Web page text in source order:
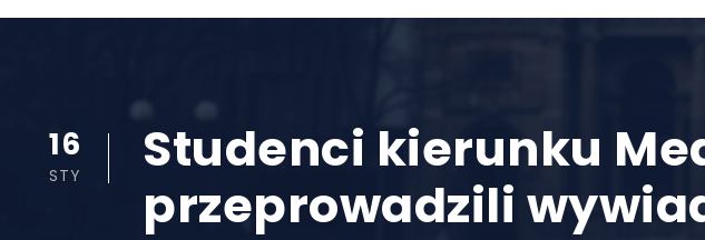
16
STY
Studenci kierunku
przeprowadzili